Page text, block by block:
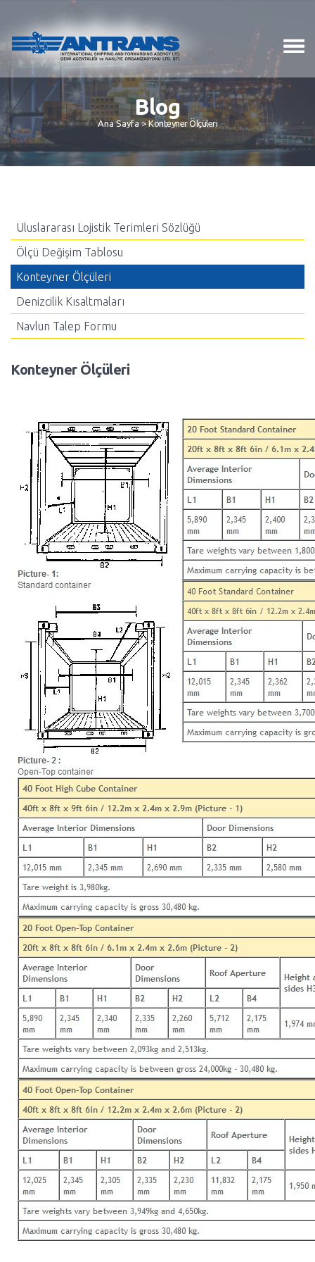
Blog
Ana Sayfa > Konteyner Ölçüleri
Uluslararası Lojistik Terimleri Sözlüğü
Ölçü Değişim Tablosu
Konteyner Ölçüleri
Denizcilik Kısaltmaları
Navlun Talep Formu
Konteyner Ölçüleri